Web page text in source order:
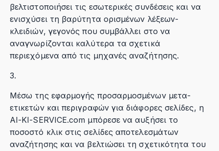
βελτιστοποιήσει τις εσωτερικές συνδέσεις και να
ενισχύσει τη βαρύτητα ορισμένων λέξεων-
κλειδιών, γεγονός που συμβάλλει στο να
αναγνωρίζονται καλύτερα τα σχετικά
περιεχόμενα από τις μηχανές αναζήτησης.
3.
Μέσω της εφαρμογής προσαρμοσμένων μετα-
ετικετών και περιγραφών για διάφορες σελίδες, η
AI-KI-SERVICE.com μπόρεσε να αυξήσει το
ποσοστό κλικ στις σελίδες αποτελεσμάτων
αναζήτησης και να βελτιώσει τη σχετικότητα του